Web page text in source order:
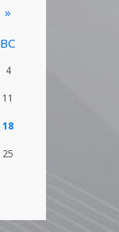
»
ВС
4
11
18
25